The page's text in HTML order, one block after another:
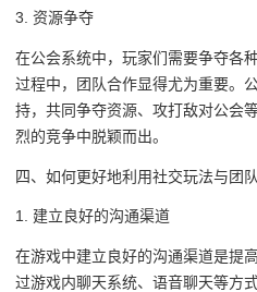
3. 资源争夺
在公会系统中，玩家们需要争夺各
过程中，团队合作显得尤为重要。
持，共同争夺资源、攻打敌对公会
烈的竞争中脱颖而出。
四、如何更好地利用社交玩法与团
1. 建立良好的沟通渠道
在游戏中建立良好的沟通渠道是提
过游戏内聊天系统、语音聊天等方